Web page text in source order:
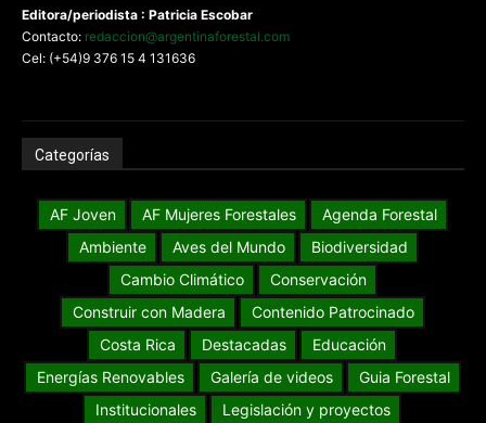
Grupo MisionesOnline.ComSA
Tel: +54 (0376) 4425800
Contacto:redaccion@argentinaforestal.com
Cel: (+54)9 376 15 4 131636
Categorías
AF Joven AF Mujeres Forestales
Agenda Forestal
Ambiente
Aves del Mundo
Biodiversidad
Cambio Climático
Conservación
Construir con Madera
Contenido Patrocinado